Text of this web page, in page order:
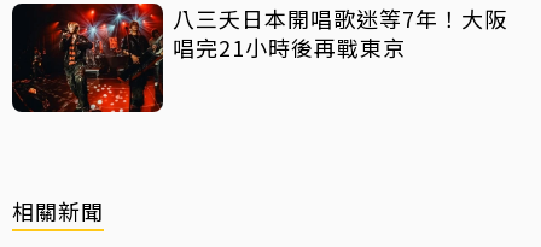
八三夭日本開唱歌迷等7年！大阪
唱完21小時後再戰東京
相關新聞